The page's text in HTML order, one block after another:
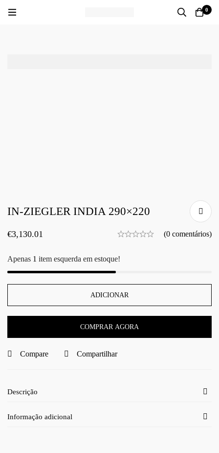
0
IN-ZIEGLER INDIA 290×220
€3,130.01 (0 comentários)
Apenas 1 item esquerda em estoque!
ADICIONAR
COMPRAR AGORA
Compare Compartilhar
Descrição
Informação adicional